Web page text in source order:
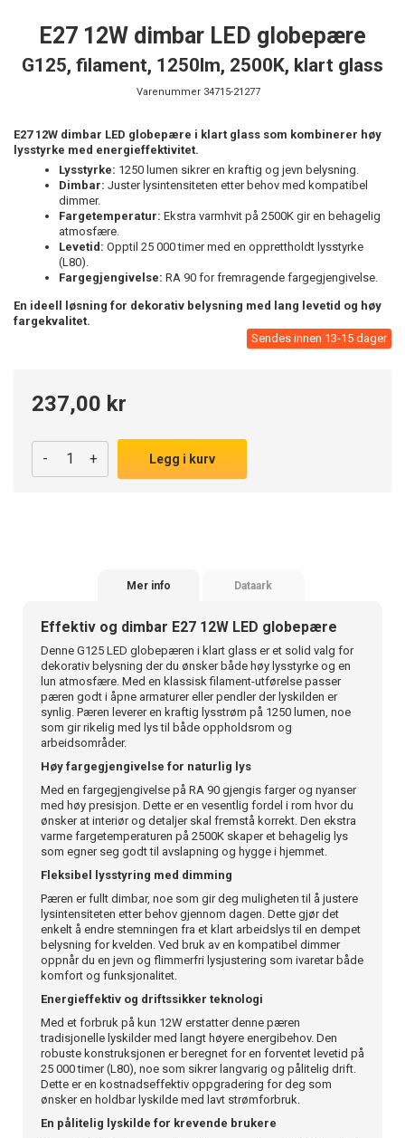
E27 12W dimbar LED globepære
G125, filament, 1250lm, 2500K, klart glass
Varenummer 34715-21277
E27 12W dimbar LED globepære i klart glass som kombinerer høy
lysstyrke med energieffektivitet.
Lysstyrke: 1250 lumen sikrer en kraftig og jevn belysning.
Dimbar: Juster lysintensiteten etter behov med kompatibel
dimmer.
Fargetemperatur: Ekstra varmhvit på 2500K gir en behagelig
atmosfære.
Levetid: Opptil 25 000 timer med en opprettholdt lysstyrke
(L80).
Fargegjengivelse: RA 90 for fremragende fargegjengivelse.
En ideell løsning for dekorativ belysning med lang levetid og høy
fargekvalitet.
Sendes innen 13-15 dager
237,00 kr
- + Legg i kurv
Mer info Dataark
Effektiv og dimbar E27 12W LED globepære
Denne G125 LED globepæren i klart glass er et solid valg for
dekorativ belysning der du ønsker både høy lysstyrke og en
lun atmosfære. Med en klassisk filament-utførelse passer
pæren godt i åpne armaturer eller pendler der lyskilden er
synlig. Pæren leverer en kraftig lysstrøm på 1250 lumen, noe
som gir rikelig med lys til både oppholdsrom og
arbeidsområder.
Høy fargegjengivelse for naturlig lys
Med en fargegjengivelse på RA 90 gjengis farger og nyanser
med høy presisjon. Dette er en vesentlig fordel i rom hvor du
ønsker at interiør og detaljer skal fremstå korrekt. Den ekstra
varme fargetemperaturen på 2500K skaper et behagelig lys
som egner seg godt til avslapning og hygge i hjemmet.
Fleksibel lysstyring med dimming
Pæren er fullt dimbar, noe som gir deg muligheten til å justere
lysintensiteten etter behov gjennom dagen. Dette gjør det
enkelt å endre stemningen fra et klart arbeidslys til en dempet
belysning for kvelden. Ved bruk av en kompatibel dimmer
oppnår du en jevn og flimmerfri lysjustering som ivaretar både
komfort og funksjonalitet.
Energieffektiv og driftssikker teknologi
Med et forbruk på kun 12W erstatter denne pæren
tradisjonelle lyskilder med langt høyere energibehov. Den
robuste konstruksjonen er beregnet for en forventet levetid på
25 000 timer (L80), noe som sikrer langvarig og pålitelig drift.
Dette er en kostnadseffektiv oppgradering for deg som
ønsker en holdbar lyskilde med lavt strømforbruk.
En pålitelig lyskilde for krevende brukere